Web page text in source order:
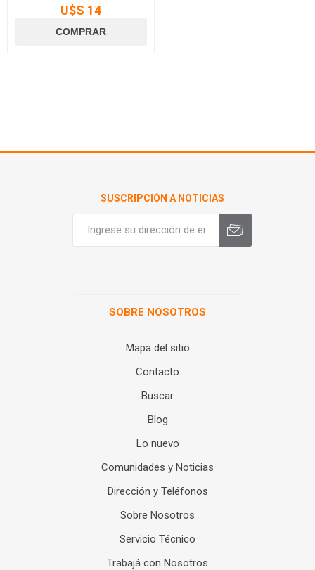
U$S 14
SUSCRIPCIÓN A NOTICIAS
SOBRE NOSOTROS
Mapa del sitio
Contacto
Buscar
Blog
Lo nuevo
Comunidades y Noticias
Dirección y Teléfonos
Sobre Nosotros
Servicio Técnico
Trabajá con Nosotros